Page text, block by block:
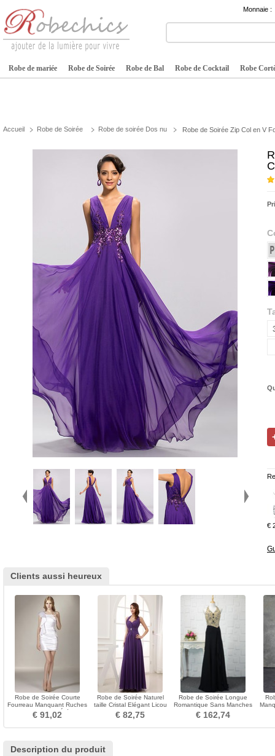
Monnaie :
Robe de mariée Robe de Soirée Robe de Bal Robe de Cocktail Robe
Accueil Robe de Soirée Robe de soirée Dos nu Robe de Soirée Zip Col en V
€
Clients aussi heureux
Robe de Soirée Courte
Fourreau Manquant Ruches
De plein air Été
€ 91,02
Robe de Soirée Naturel
taille Cristal Elégant Licou
Chiffon Norme
€ 82,75
Robe de Soirée Longue
Romantique Sans Manches
Perler Naturel taille
€ 162,74
Description du produit